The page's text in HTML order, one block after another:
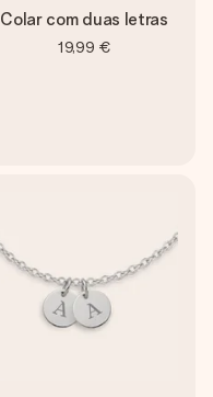
Colar com duas letras
19,99 €